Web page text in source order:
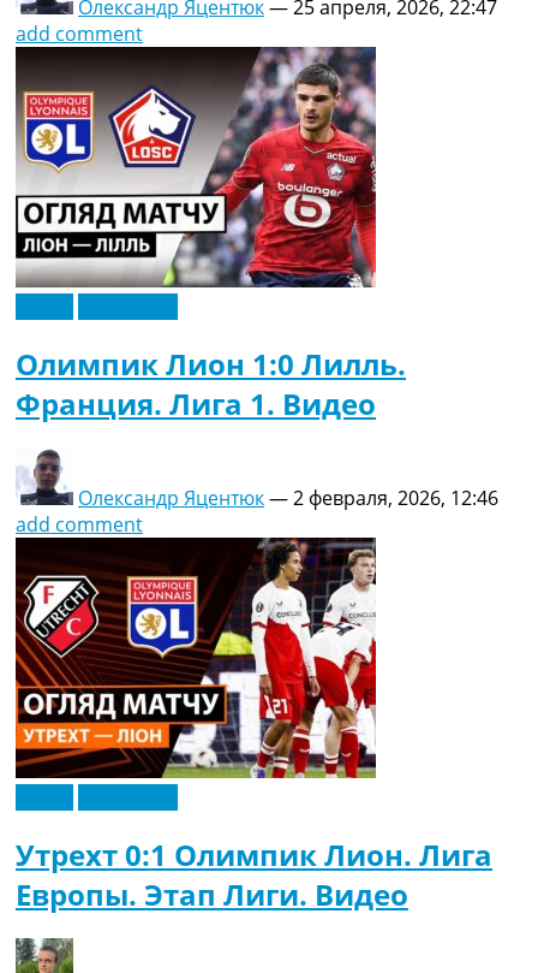
Олександр Яцентюк—25 апреля, 2026, 22:47
add comment
Олимпик Лион 1:0 Лилль.
Франция. Лига 1. Видео
Олександр Яцентюк—2 февраля, 2026, 12:46
add comment
Утрехт 0:1 Олимпик Лион. Лига
Европы. Этап Лиги. Видео